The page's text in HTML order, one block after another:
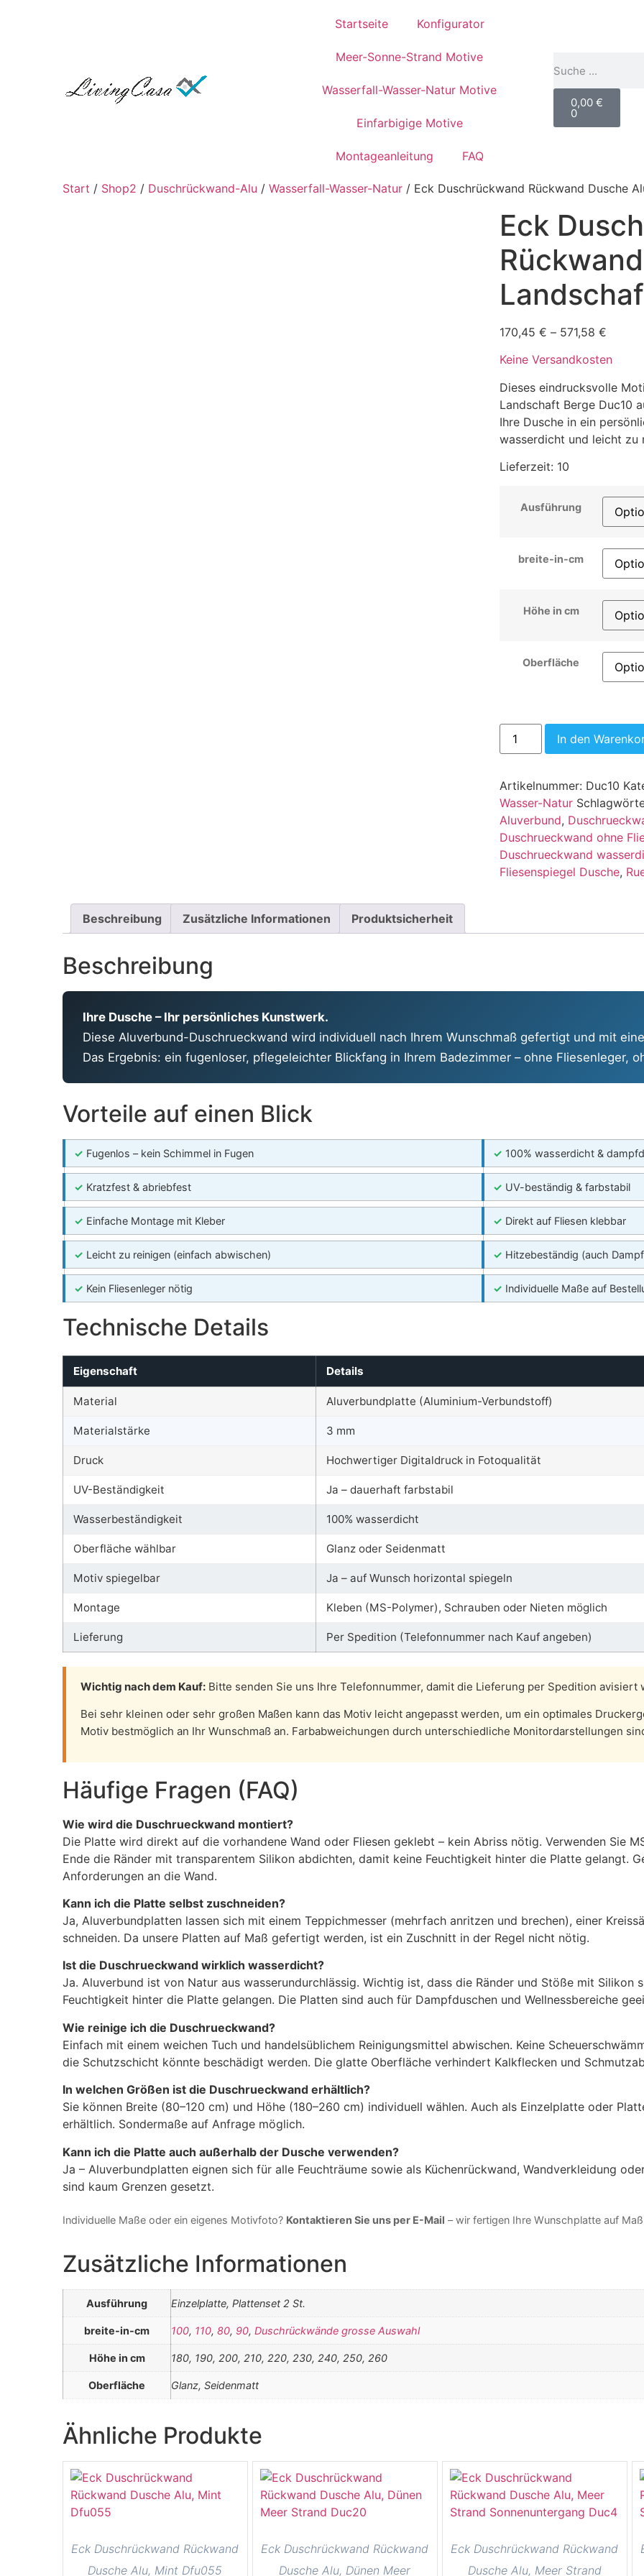
Startseite Konfigurator
Meer-Sonne-Strand Motive
Wasserfall-Wasser-Natur Motive
Einfarbigige Motive
Montageanleitung FAQ
0,00 €
0
Start / Shop2 / Duschrückwand-Alu / Wasserfall-Wasser-Natur / Eck Duschrückwand Rückwand Dusche
Eck
170,45€ – 571,58€
Keine Versandkosten
Dieses eindrucksvolle
Landschaft Berge Duc10
Ihre Dusche in ein
wasserdicht und leicht zu
Lieferzeit: 10
Ausführung
breite-in-cm
Höhe in cm
Oberfläche
In den
Artikelnummer: Duc10
Wasser-Natur
Aluverbund,
Duschrueckwand ohne
Duschrueckwand
Fliesenspiegel Dusche,
Beschreibung Zusätzliche Informationen Produktsicherheit
Beschreibung
Ihre Dusche – Ihr persönliches Kunstwerk.
Diese Aluverbund-Duschrueckwand wird individuell nach Ihrem Wunschmaß gefertigt und mit
Das Ergebnis: ein fugenloser, pflegeleichter Blickfang in Ihrem Badezimmer – ohne Fliesenleger,
Vorteile auf einen Blick
✓ Fugenlos – kein Schimmel in Fugen ✓ 100% wasserdicht &
✓ Kratzfest & abriebfest ✓ UV-beständig & farbstabil
✓ Einfache Montage mit Kleber ✓ Direkt auf Fliesen klebbar
✓ Leicht zu reinigen (einfach abwischen) ✓ Hitzebeständig (auch
✓ Kein Fliesenleger nötig ✓ Individuelle Maße auf
Technische Details
Eigenschaft Details
Material Aluverbundplatte (Aluminium-Verbundstoff)
Materialstärke 3 mm
Druck Hochwertiger Digitaldruck in Fotoqualität
UV-Beständigkeit Ja – dauerhaft farbstabil
Wasserbeständigkeit 100% wasserdicht
Oberfläche wählbar Glanz oder Seidenmatt
Motiv spiegelbar Ja – auf Wunsch horizontal spiegeln
Montage Kleben (MS-Polymer), Schrauben oder Nieten möglich
Lieferung Per Spedition (Telefonnummer nach Kauf angeben)
Wichtig nach dem Kauf: Bitte senden Sie uns Ihre Telefonnummer, damit die Lieferung per Spedition avisiert
Bei sehr kleinen oder sehr großen Maßen kann das Motiv leicht angepasst werden, um ein optimales
Motiv bestmöglich an Ihr Wunschmaß an. Farbabweichungen durch unterschiedliche Monitordarstellungen
Häufige Fragen (FAQ)
Wie wird die Duschrueckwand montiert?
Die Platte wird direkt auf die vorhandene Wand oder Fliesen geklebt – kein Abriss nötig. Verwenden Sie
Ende die Ränder mit transparentem Silikon abdichten, damit keine Feuchtigkeit hinter die Platte gelangt.
Anforderungen an die Wand.
Kann ich die Platte selbst zuschneiden?
Ja, Aluverbundplatten lassen sich mit einem Teppichmesser (mehrfach anritzen und brechen), einer
schneiden. Da unsere Platten auf Maß gefertigt werden, ist ein Zuschnitt in der Regel nicht nötig.
Ist die Duschrueckwand wirklich wasserdicht?
Ja. Aluverbund ist von Natur aus wasserundurchlässig. Wichtig ist, dass die Ränder und Stöße mit Silikon
Feuchtigkeit hinter die Platte gelangen. Die Platten sind auch für Dampfduschen und Wellnessbereiche
Wie reinige ich die Duschrueckwand?
Einfach mit einem weichen Tuch und handelsüblichem Reinigungsmittel abwischen. Keine
die Schutzschicht könnte beschädigt werden. Die glatte Oberfläche verhindert Kalkflecken und
In welchen Größen ist die Duschrueckwand erhältlich?
Sie können Breite (80–120 cm) und Höhe (180–260 cm) individuell wählen. Auch als Einzelplatte oder
erhältlich. Sondermaße auf Anfrage möglich.
Kann ich die Platte auch außerhalb der Dusche verwenden?
Ja – Aluverbundplatten eignen sich für alle Feuchträume sowie als Küchenrückwand, Wandverkleidung
sind kaum Grenzen gesetzt.
Individuelle Maße oder ein eigenes Motivfoto? Kontaktieren Sie uns per E-Mail – wir fertigen Ihre Wunschplatte auf
Zusätzliche Informationen
Ausführung Einzelplatte, Plattenset 2 St.
breite-in-cm 100, 110, 80, 90, Duschrückwände grosse Auswahl
Höhe in cm 180, 190, 200, 210, 220, 230, 240, 250, 260
Oberfläche Glanz, Seidenmatt
Ähnliche Produkte
Eck Duschrückwand Rückwand
Dusche Alu, Mint Dfu055
Eck Duschrückwand Rückwand
Dusche Alu, Dünen Meer
Eck Duschrückwand Rückwand
Dusche Alu, Meer Strand